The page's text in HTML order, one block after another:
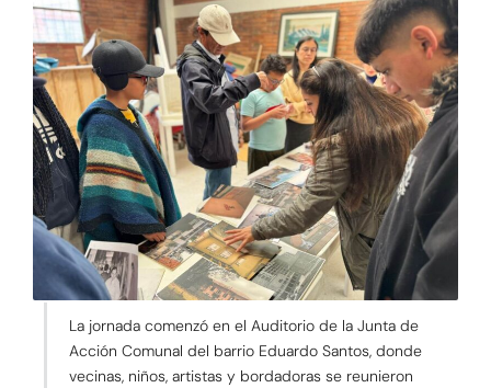
La jornada comenzó en el Auditorio de la Junta de
Acción Comunal del barrio Eduardo Santos, donde
vecinas, niños, artistas y bordadoras se reunieron